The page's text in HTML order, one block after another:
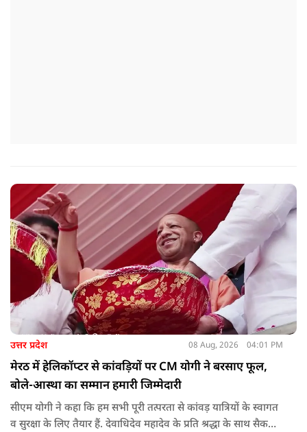
उत्तर प्रदेश 08 Aug, 2026 04:01 PM
मेरठ में हेलिकॉप्टर से कांवड़ियों पर CM योगी ने बरसाए फूल,
बोले-आस्था का सम्मान हमारी जिम्मेदारी
सीएम योगी ने कहा कि हम सभी पूरी तत्परता से कांवड़ यात्रियों के स्वागत
व सुरक्षा के लिए तैयार हैं. देवाधिदेव महादेव के प्रति श्रद्धा के साथ सैकड़ों